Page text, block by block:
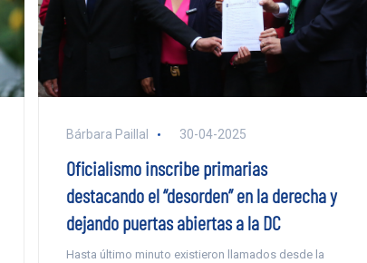
Bárbara Paillal 30-04-2025
Oficialismo inscribe primarias
destacando el “desorden” en la derecha y
dejando puertas abiertas a la DC
Hasta último minuto existieron llamados desde la